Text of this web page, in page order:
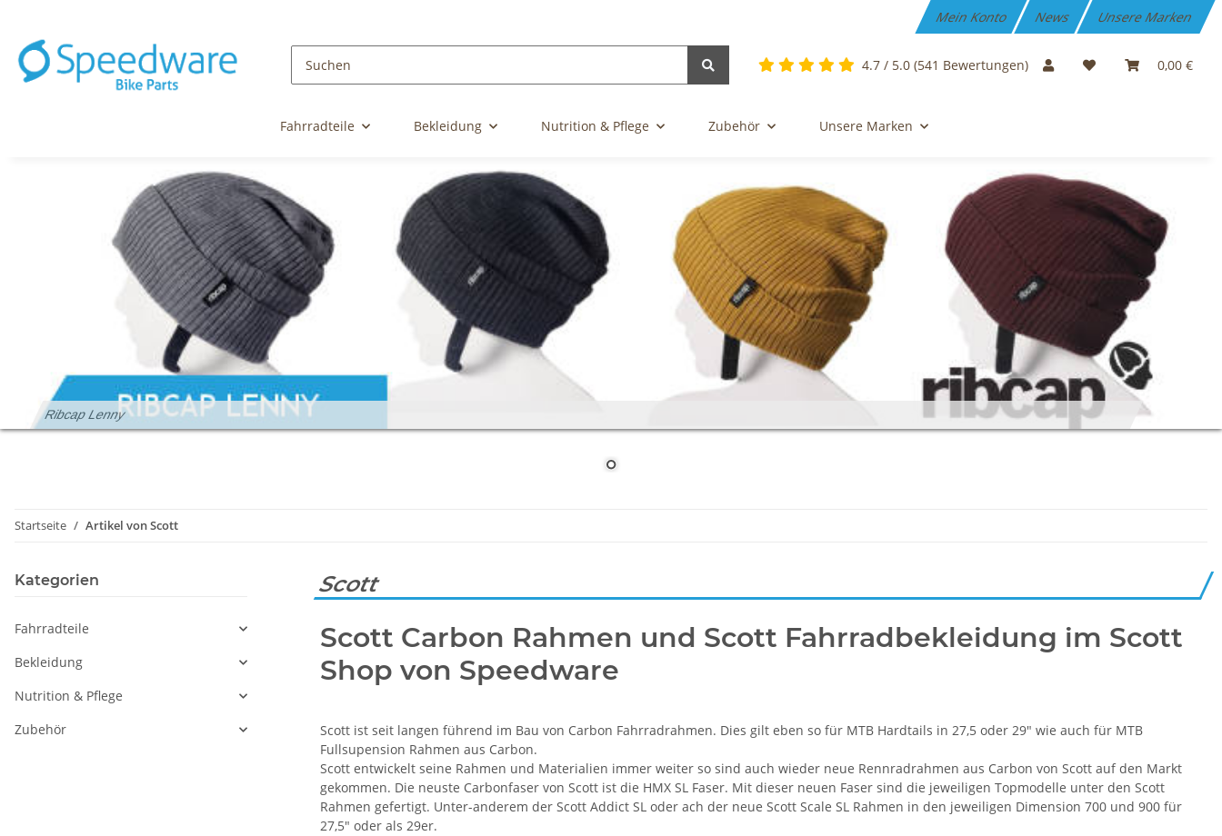
Mein Konto News Unsere Marken
4.7 / 5.0 (541 Bewertungen) 0,00 €
Fahrradteile Bekleidung Nutrition & Pflege Zubehör Unsere Marken
Ribcap Lenny
Startseite Artikel von Scott
Scott
Scott Carbon Rahmen und Scott Fahrradbekleidung im Scott
Shop von Speedware
Scott ist seit langen führend im Bau von Carbon Fahrradrahmen. Dies gilt eben so für MTB Hardtails in 27,5 oder 29" wie auch für MTB
Fullsupension Rahmen aus Carbon.
Scott entwickelt seine Rahmen und Materialien immer weiter so sind auch wieder neue Rennradrahmen aus Carbon von Scott auf den Markt
gekommen. Die neuste Carbonfaser von Scott ist die HMX SL Faser. Mit dieser neuen Faser sind die jeweiligen Topmodelle unter den Scott
Rahmen gefertigt. Unter-anderem der Scott Addict SL oder ach der neue Scott Scale SL Rahmen in den jeweiligen Dimension 700 und 900 für
27,5" oder als 29er.
Kategorien
Fahrradteile
Bekleidung
Nutrition & Pflege
Zubehör